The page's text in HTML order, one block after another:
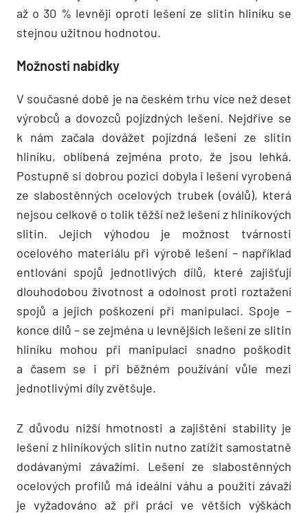
až o 30 % levněji oproti lešení ze slitin hliníku se
stejnou užitnou hodnotou.
Možnosti nabídky
V současné době je na českém trhu více než deset
výrobců a dovozců pojízdných lešení. Nejdříve se
k nám začala dovážet pojízdná lešení ze slitin
hliníku, oblíbená zejména pro­to, že jsou lehká.
Postupně si dobrou pozici dobyla i lešení vyrobená
ze slabostěnných ocelových trubek (oválů), která
nejsou celkově o tolik těžší než lešení z hliníkových
slitin. Jejich výhodou je možnost tvárnosti
ocelového materiálu při výrobě lešení – například
entlování spojů jednotlivých dílů, které zajišťují
dlouhodobou životnost a odolnost proti roztažení
spojů a jejich poškození při manipulaci. Spoje –
konce dílů – se zejména u levnějších lešení ze slitin
hliníku mohou při manipulaci snad­no poškodit
a časem se i při běžném používání vůle mezi
jednotlivými díly zvětšuje.
Z důvodu nižší hmotnosti a zajištění stability je
lešení z hliníkových slitin nutno zatížit samostatně
dodávanými závažími. Lešení ze slabostěnných
ocelových profilů má ideální váhu a použití závaží
je vyžadováno až při práci ve větších výškách